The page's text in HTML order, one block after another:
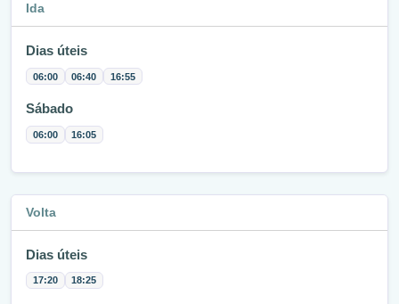
Ida
Dias úteis
06:00 06:40 16:55
Sábado
06:00 16:05
Volta
Dias úteis
17:20 18:25